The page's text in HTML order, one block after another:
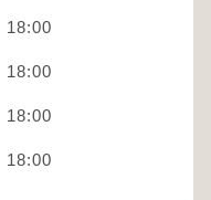
18:00
18:00
18:00
18:00